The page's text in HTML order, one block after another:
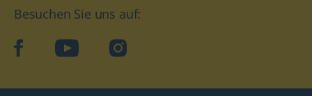
Besuchen Sie uns auf:
facebookYouTube Instagram